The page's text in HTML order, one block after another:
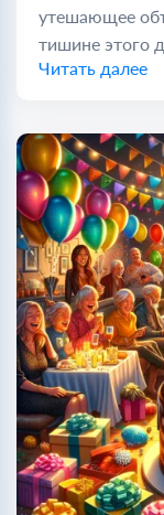
утешающее
тишине этого
Читать далее